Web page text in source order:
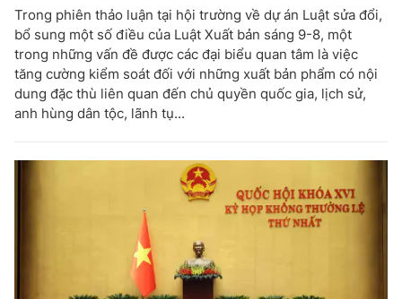
Trong phiên thảo luận tại hội trường về dự án Luật sửa đổi,
bổ sung một số điều của Luật Xuất bản sáng 9-8, một
trong những vấn đề được các đại biểu quan tâm là việc
tăng cường kiểm soát đối với những xuất bản phẩm có nội
dung đặc thù liên quan đến chủ quyền quốc gia, lịch sử,
anh hùng dân tộc, lãnh tụ...